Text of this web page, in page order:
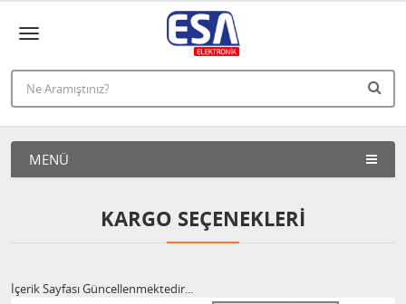
MENÜ
KARGO SEÇENEKLERI
İçerik Sayfası Güncellenmektedir...